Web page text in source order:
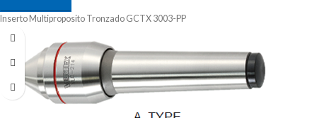
Inserto Multiproposito Tronzado GCTX 3003-PP